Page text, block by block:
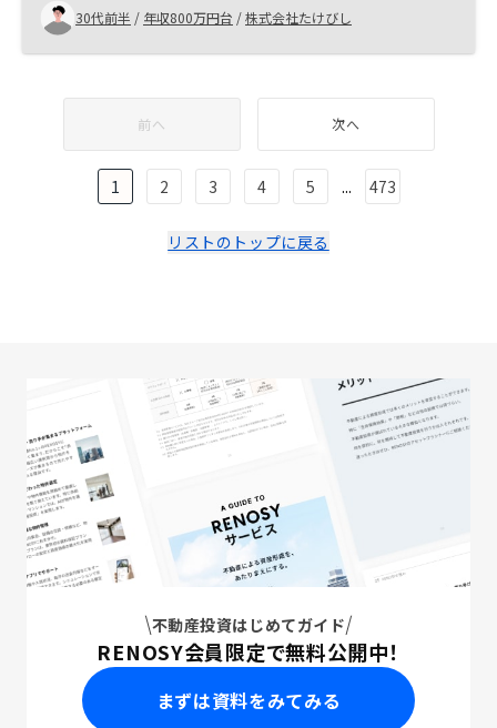
30代前半 / 年収800万円台 /株式会社たけびし
前へ 次へ
1 2 3 4 5 ... 473
リストのトップに戻る
不動産投資はじめてガイド
RENOSY会員限定で無料公開中！
まずは資料をみてみる